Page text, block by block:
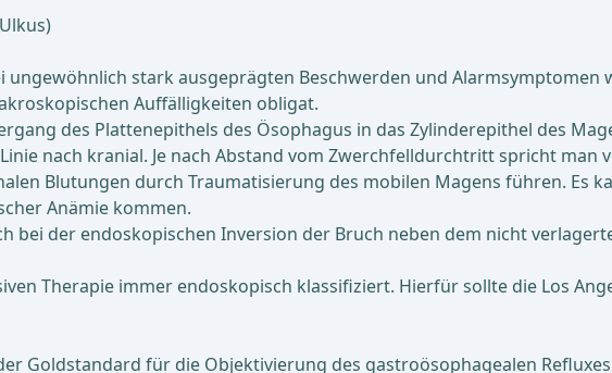
stark ausgeprägten Beschwerden und Alarmsymptomen
Auffälligkeiten obligat.
des Plattenepithels des Ösophagus in das Zylinderepithel des
nach kranial. Je nach Abstand vom Zwerchfelldurchtritt spricht man
Blutungen durch Traumatisierung des mobilen Magens führen. Es
Anämie kommen.
bei der endoskopischen Inversion der Bruch neben dem nicht
Therapie immer endoskopisch klassifiziert. Hierfür sollte die Los
Goldstandard für die Objektivierung des gastroösophagealen